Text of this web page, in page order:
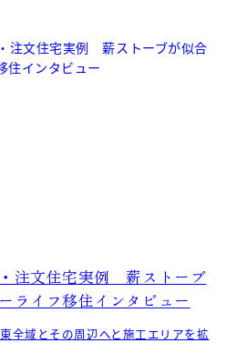
注文住宅実例 薪ストーブ
ライフ移住インタビュー
全域とその周辺へと施工エリアを拡